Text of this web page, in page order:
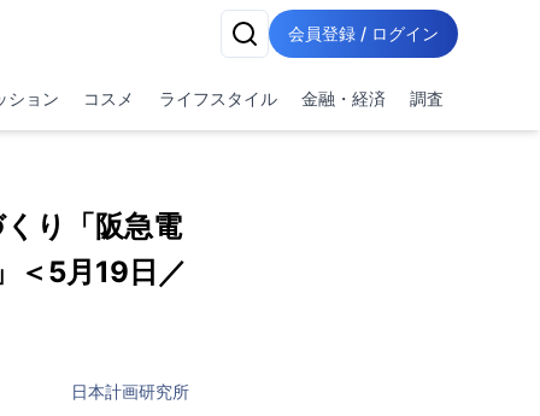
会員登録 / ログイン
ション コスメ ライフスタイル 金融・経済 調査
り「阪急電
＜5月19日／
日本計画研究所